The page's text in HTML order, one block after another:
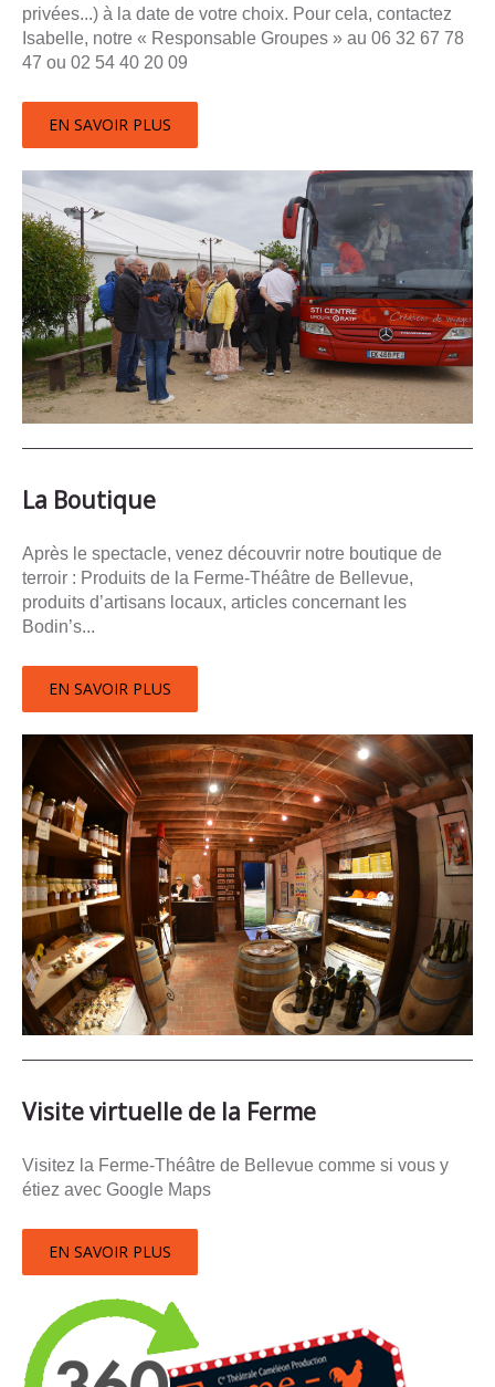
privées...) à la date de votre choix. Pour cela, contactez
Isabelle, notre « Responsable Groupes » au 06 32 67 78
47 ou 02 54 40 20 09
EN SAVOIR PLUS
La Boutique
Après le spectacle, venez découvrir notre boutique de
terroir : Produits de la Ferme-Théâtre de Bellevue,
produits d’artisans locaux, articles concernant les
Bodin’s...
EN SAVOIR PLUS
Visite virtuelle de la Ferme
Visitez la Ferme-Théâtre de Bellevue comme si vous y
étiez avec Google Maps
EN SAVOIR PLUS